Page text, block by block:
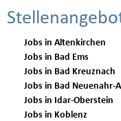
Jobs in Altenkirchen
Jobs in Bad Ems
Jobs in Bad Kreuznach
Jobs in Bad Neuenahr-
Jobs in Idar-Oberstein
Jobs in Koblenz